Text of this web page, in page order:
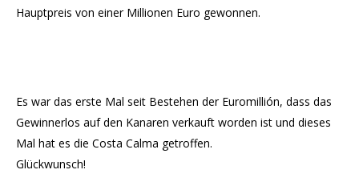
Hauptpreis von einer Millionen Euro gewonnen.
Es war das erste Mal seit Bestehen der Euromillión, dass das
Gewinnerlos auf den Kanaren verkauft worden ist und dieses
Mal hat es die Costa Calma getroffen.
Glückwunsch!